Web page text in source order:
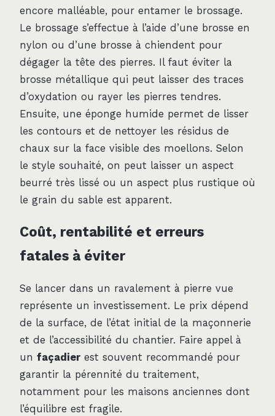
encore malléable, pour entamer le brossage.
Le brossage s’effectue à l’aide d’une brosse en
nylon ou d’une brosse à chiendent pour
dégager la tête des pierres. Il faut éviter la
brosse métallique qui peut laisser des traces
d’oxydation ou rayer les pierres tendres.
Ensuite, une éponge humide permet de lisser
les contours et de nettoyer les résidus de
chaux sur la face visible des moellons. Selon
le style souhaité, on peut laisser un aspect
beurré très lissé ou un aspect plus rustique où
le grain du sable est apparent.
Coût, rentabilité et erreurs
fatales à éviter
Se lancer dans un ravalement à pierre vue
représente un investissement. Le prix dépend
de la surface, de l’état initial de la maçonnerie
et de l’accessibilité du chantier. Faire appel à
un façadier est souvent recommandé pour
garantir la pérennité du traitement,
notamment pour les maisons anciennes dont
l’équilibre est fragile.